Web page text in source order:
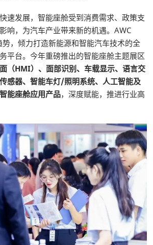
速发展，智能座舱受到消费需求、政策支
响，为汽车产业带来新的机遇。AWC
势，倾力打造新能源和智能汽车技术的全
平台。今年重磅推出的智能座舱主题展区
（HMI）、面部识别、车载显示、语言交
感器、智能车灯/照明系统、 人工智能及
能座舱应用产品，深度赋能，推进行业高